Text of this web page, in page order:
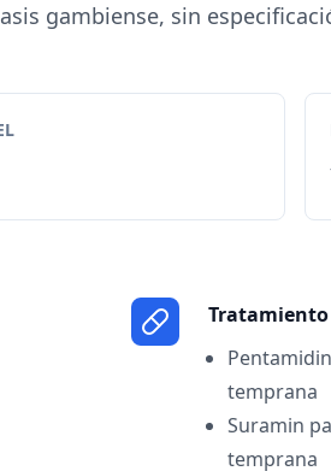
gambiense, sin
Tratamiento
temprana
Suramin
temprana